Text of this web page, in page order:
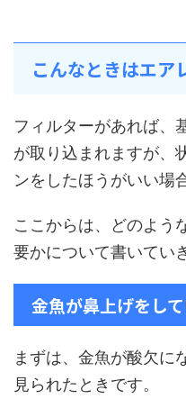
こんなときはエア
フィルターがあれば、
が取り込まれますが、
ンをしたほうがいい場
ここからは、どのよう
要かについて書いてい
金魚が鼻上げをし
まずは、金魚が酸欠に
見られたときです。